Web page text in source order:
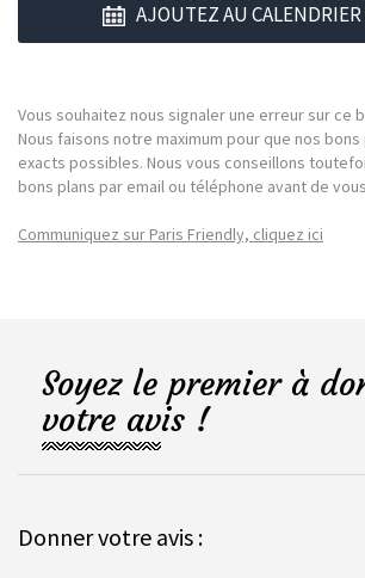
AJOUTEZ AU CALENDRIER
Vous souhaitez nous signaler une erreur sur ce
Nous faisons notre maximum pour que nos
exacts possibles. Nous vous conseillons
bons plans par email ou téléphone avant de
Communiquez sur Paris Friendly, cliquez ici
Soyez le premier à
votre avis !
Donner votre avis :